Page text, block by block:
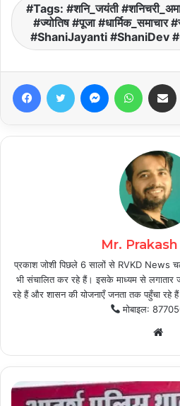
Tags: #शनि_जयंती
#ज्योतिष #पूजा #धार्मिक_समाचार
#ShaniJayanti #ShaniDev
FacebookTwitter Messenger
Mr.
प्रकाश जोशी पिछले 6 सालों से RVKD News
भी संचालित कर रहे हैं। इसके माध्यम से लगातार
रहे हैं और शासन की योजनाएँ जनता तक पहुँचा रहे
मोबाइल: